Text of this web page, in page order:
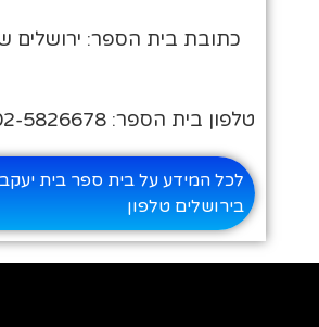
כתובת בית הספר: ירושלים
טלפון בית הספר: 02-5826678
לכל המידע על בית ספר בית יעקב
בירושלים טלפון